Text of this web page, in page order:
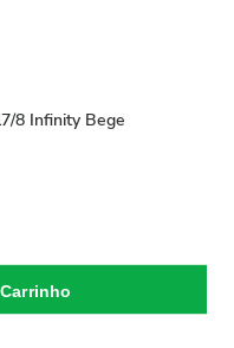
8 Infinity Bege